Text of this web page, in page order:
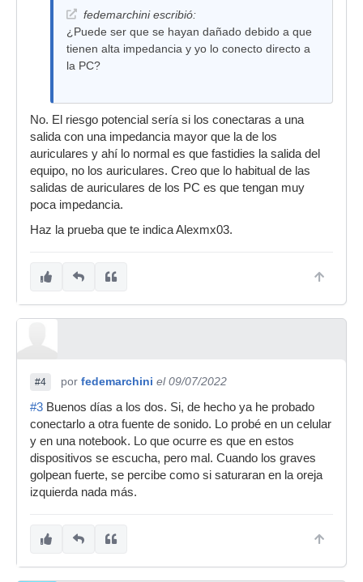
fedemarchini escribió:
¿Puede ser que se hayan dañado debido a que
tienen alta impedancia y yo lo conecto directo a
la PC?
No. El riesgo potencial sería si los conectaras a una
salida con una impedancia mayor que la de los
auriculares y ahí lo normal es que fastidies la salida del
equipo, no los auriculares. Creo que lo habitual de las
salidas de auriculares de los PC es que tengan muy
poca impedancia.
Haz la prueba que te indica Alexmx03.
#4 por fedemarchini el 09/07/2022
#3 Buenos días a los dos. Si, de hecho ya he probado
conectarlo a otra fuente de sonido. Lo probé en un celular
y en una notebook. Lo que ocurre es que en estos
dispositivos se escucha, pero mal. Cuando los graves
golpean fuerte, se percibe como si saturaran en la oreja
izquierda nada más.